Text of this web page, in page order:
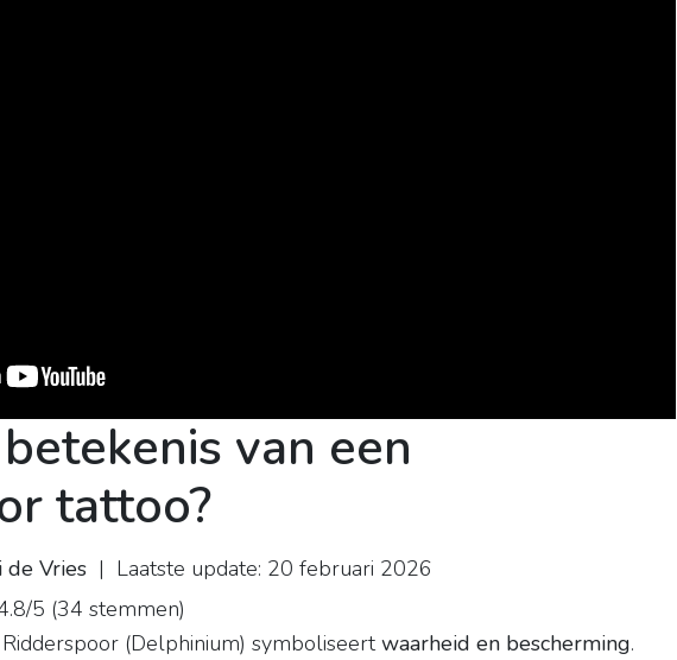
van een
tattoo?
de Vries | Laatste update: 20 februari 2026
5 (34 stemmen)
Ridderspoor (Delphinium) symboliseertwaarheid en bescherming.